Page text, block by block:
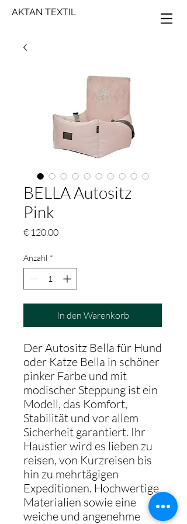
AKTAN TEXTIL
BELLA Autositz
Pink
€ 120,00Preis
Anzahl *
In den Warenkorb
Der Autositz Bella für Hund
oder Katze Bella in schöner
pinker Farbe und mit
modischer Steppung ist ein
Modell, das Komfort,
Stabilität und vor allem
Sicherheit garantiert. Ihr
Haustier wird es lieben zu
reisen, von Kurzreisen bis
hin zu mehrtägigen
Expeditionen. Hochwertige
Materialien sowie eine
weiche und angenehme